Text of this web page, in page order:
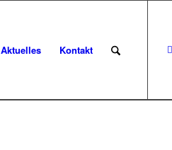
Aktuelles Kontakt